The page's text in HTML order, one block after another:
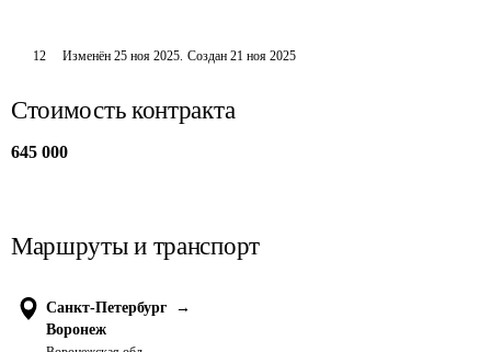
12 Изменён25 ноя 2025. Создан 21 ноя 2025
Стоимость контракта
645 000
Маршруты и транспорт
Санкт-Петербург
→
Воронеж